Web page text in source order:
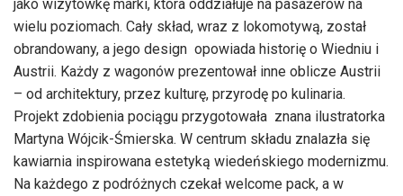
jako wizytówkę marki, która oddziałuje na pasażerów na
wielu poziomach. Cały skład, wraz z lokomotywą, został
obrandowany, a jego design opowiada historię o Wiedniu i
Austrii. Każdy z wagonów prezentował inne oblicze Austrii
– od architektury, przez kulturę, przyrodę po kulinaria.
Projekt zdobienia pociągu przygotowała znana ilustratorka
Martyna Wójcik-Śmierska. W centrum składu znalazła się
kawiarnia inspirowana estetyką wiedeńskiego modernizmu.
Na każdego z podróżnych czekał welcome pack, a w